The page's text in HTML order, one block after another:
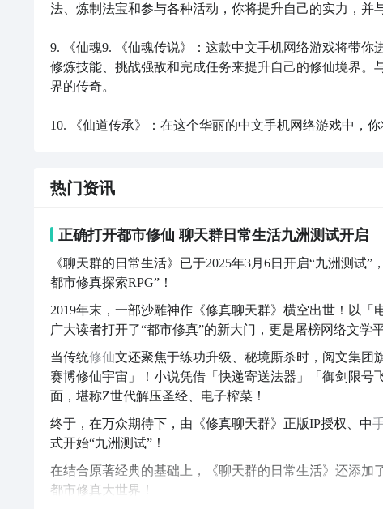
法、炼制法宝和参与各种活动，你将提升自己的实力，并
9. 《仙魂9. 《仙魂传说》：这款中文手机网络游戏将带
修炼技能、挑战强敌和完成任务来提升自己的修仙境界
界的传奇。
10. 《仙道传承》：在这个华丽的中文手机网络游戏中，
热门资讯
正确打开都市修仙 聊天群日常生活九洲测试开启
《聊天群的日常生活》已于2025年3月6日开启“九洲测试
都市修真探索RPG”！
2019年末，一部沙雕神作《修真聊天群》横空出世！以
广大读者打开了“都市修真”的新大门，更是屠榜网络文学
当传统修仙文还聚焦于练功升级、秘境厮杀时，阅文集团
赛博修仙宇宙」！小说凭借「快递寄送法器」「御剑限
面，堪称Z世代解压圣经、电子榨菜！
终于，在万众期待下，由《修真聊天群》正版IP授权、中
式开始“九洲测试”！
在结合原著经典的基础上，《聊天群的日常生活》还添
都市修真大世界！